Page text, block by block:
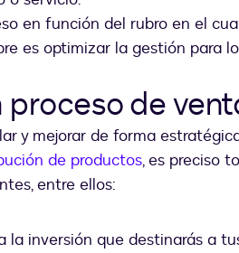
en función del rubro en el
es optimizar la gestión para
de
y mejorar de forma
de productos, es preciso
entre ellos:
la inversión que destinarás a